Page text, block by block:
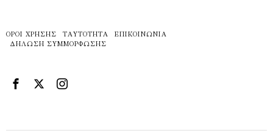
ΌΡΟΙ ΧΡΉΣΗΣ ΤΑΥΤΌΤΗΤΑ
ΕΠΙΚΟΙΝΩΝΊΑ
ΔΉΛΩΣΗ ΣΥΜΜΌΡΦΩΣΗΣ